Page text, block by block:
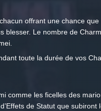
offrant une chance
blesser. Le nombre de
toute la durée de vos
comme les ficelles des
de Statut que subiront